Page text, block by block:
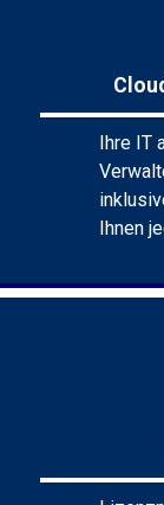
Ihre IT
Ihnen